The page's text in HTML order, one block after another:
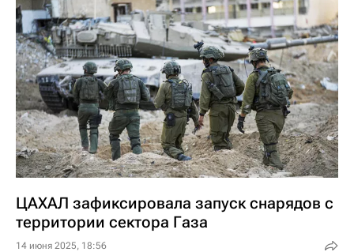
ЦАХАЛ зафиксировала запуск снарядов с
территории сектора Газа
14 июня 2025, 18:56